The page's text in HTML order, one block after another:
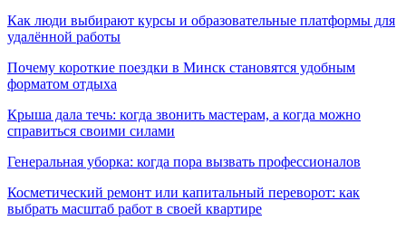
Как люди выбирают курсы и образовательные платформы для
удалённой работы
Почему короткие поездки в Минск становятся удобным
форматом отдыха
Крыша дала течь: когда звонить мастерам, а когда можно
справиться своими силами
Генеральная уборка: когда пора вызвать профессионалов
Косметический ремонт или капитальный переворот: как
выбрать масштаб работ в своей квартире